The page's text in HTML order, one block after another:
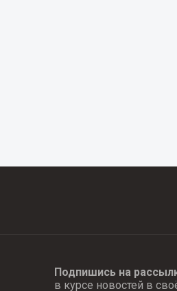
Подпишись на
в курсе новостей в